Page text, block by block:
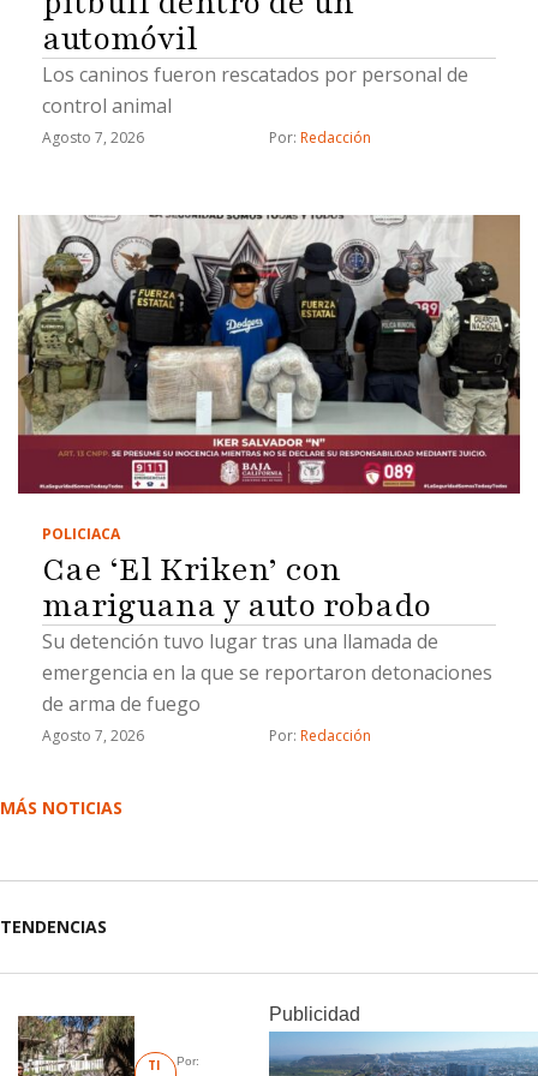
automóvil
Los caninos fueron rescatados por personal de
control animal
Agosto 7, 2026 Por: Redacción
POLICIACA
Cae ‘El Kriken’ con
mariguana y auto robado
Su detención tuvo lugar tras una llamada de
emergencia en la que se reportaron detonaciones
de arma de fuego
Agosto 7, 2026 Por: Redacción
MÁS NOTICIAS
TENDENCIAS
TI
Por:
Publicidad